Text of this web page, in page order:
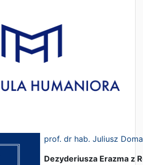
prof. dr hab. Juliusz
Dezyderiusza Erazma z